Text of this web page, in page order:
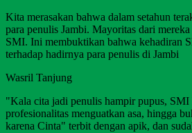
Kita merasakan bahwa dalam setahun
para penulis Jambi. Mayoritas dari
SMI. Ini membuktikan bahwa kehadiran
terhadap hadirnya para penulis di Jambi
Wasril Tanjung
"Kala cita jadi penulis hampir pupus, SMI
profesionalitas menguatkan asa, hingga
karena Cinta" terbit dengan apik, dan